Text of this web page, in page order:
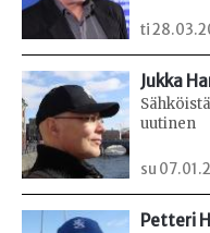
ti
Jukka
uutinen
su
Petteri